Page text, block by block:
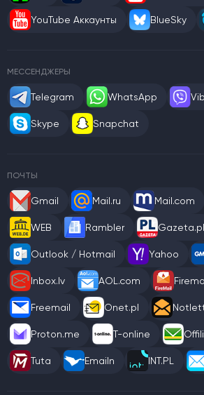
YouTube Аккаунты BlueSky
МЕССЕНДЖЕРЫ
Telegram WhatsApp
Skype Snapchat
ПОЧТЫ
Gmail Mail.ru Mail.com
WEB Rambler Gazeta.pl
Outlook / Hotmail Yahoo
Inbox.lv AOL.com
Freemail Onet.pl
Proton.me T-online
Tuta Emailn INT.PL